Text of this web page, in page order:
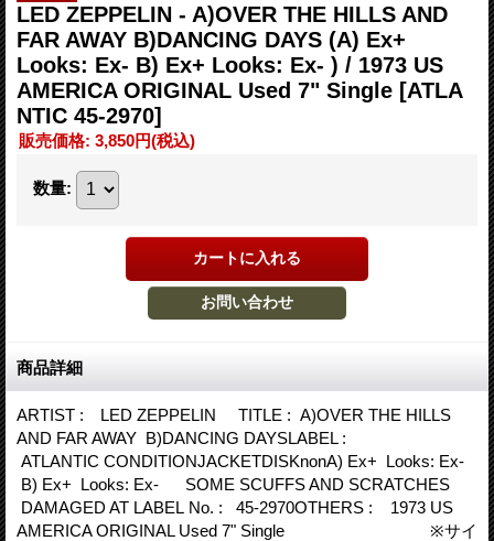
LED ZEPPELIN - A)OVER THE HILLS AND
FAR AWAY B)DANCING DAYS (A) Ex+
Looks: Ex- B) Ex+ Looks: Ex- ) / 1973 US
AMERICA ORIGINAL Used 7" Single [ATLA
NTIC 45-2970]
販売価格: 3,850円(税込)
数量:
商品詳細
ARTIST : LED ZEPPELIN TITLE : A)OVER THE HILLS
AND FAR AWAY B)DANCING DAYSLABEL :
ATLANTIC CONDITIONJACKETDISKnonA) Ex+ Looks: Ex-
B) Ex+ Looks: Ex- SOME SCUFFS AND SCRATCHES
DAMAGED AT LABEL No. : 45-2970OTHERS : 1973 US
AMERICA ORIGINAL Used 7" Single ※サイ